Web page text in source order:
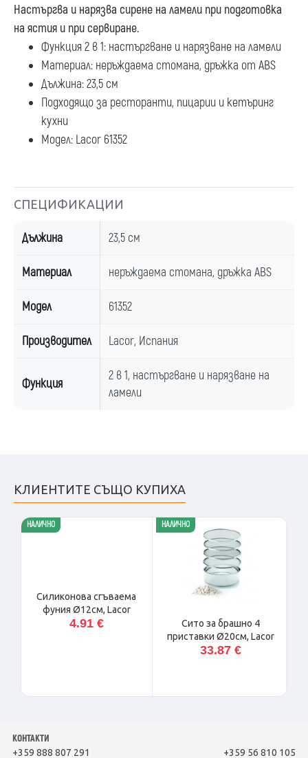
Настъргва и нарязва сирене на ламели при подготовка
на ястия и при сервиране.
Функция 2 в 1: настъргване и нарязване на ламели
Материал: неръждаема стомана, дръжка от ABS
Дължина: 23,5 см
Подходящо за ресторанти, пицарии и кетъринг
кухни
Модел: Lacor 61352
СПЕЦИФИКАЦИИ
Дължина 23,5 см
Материал неръждаема стомана, дръжка ABS
Модел 61352
Производител Lacor, Испания
Функция
2 в 1, настъргване и нарязване на
ламели
КЛИЕНТИТЕ СЪЩО КУПИХА
НАЛИЧНО
Силиконова сгъваема
фуния Ø12см, Lacor
4.91 €
НАЛИЧНО
Сито за брашно 4
приставки Ø20см, Lacor
33.87 €
КОНТАКТИ
+359 888 807 291 +359 56 810 105